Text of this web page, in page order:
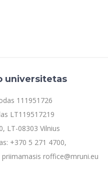
universitetas
111951726
LT119517219
LT-08303 Vilnius
+370 5 271 4700,
roffice@mruni.eu